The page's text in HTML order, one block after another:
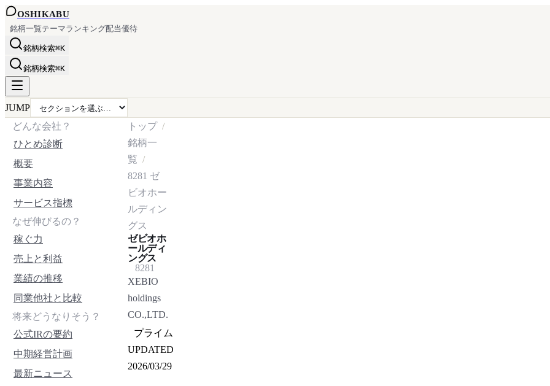
OSHIKABU
銘柄一覧テーマランキング配当優待
銘柄検索⌘K
銘柄検索⌘K
JUMP
どんな会社？
ひとめ診断
概要
事業内容
サービス指標
なぜ伸びるの？
稼ぐ力
売上と利益
業績の推移
同業他社と比較
将来どうなりそう？
公式IRの要約
中期経営計画
最新ニュース
トップ
銘柄一
覧
8281 ゼ
ビオホー
ルディン
グス
ゼビオホ
ールディ
ングス
8281
XEBIO
holdings
CO.,LTD.
プライム
UPDATED
2026/03/29